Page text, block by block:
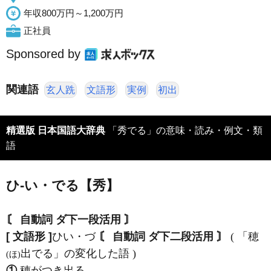
年収800万円～1,200万円
正社員
Sponsored by
関連語 玄人跣 文語形 実例 初出
精選版 日本国語大辞典
語
ひ‐い・でる【秀】
〘 自動詞 ダ下一段活用 〙
[ 文語形 ]ひい・づ 〘 自動詞 ダ下二段活用 〙 ( 「穂
(ほ)出でる」の変化した語 )